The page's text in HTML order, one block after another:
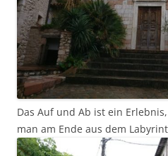
Das Auf und Ab ist ein
man am Ende aus dem